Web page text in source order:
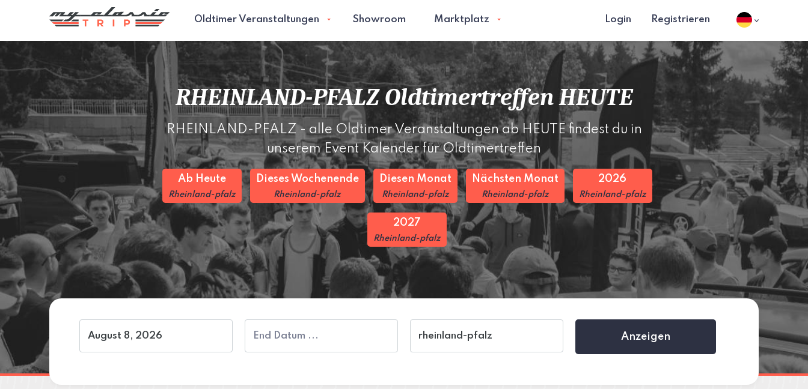
Oldtimer Veranstaltungen Showroom Marktplatz Login Registrieren
RHEINLAND-PFALZ Oldtimertreffen HEUTE
RHEINLAND-PFALZ - alle Oldtimer Veranstaltungen ab HEUTE findest du in
unserem Event Kalender für Oldtimertreffen
Ab Heute
Rheinland-pfalz
Dieses Wochenende
Rheinland-pfalz
Diesen Monat
Rheinland-pfalz
Nächsten Monat
Rheinland-pfalz
2026
Rheinland-pfalz
2027
Rheinland-pfalz
Anzeigen